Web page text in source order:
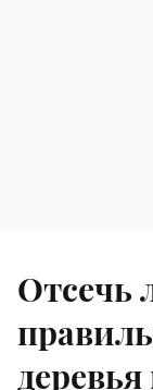
Отсечь